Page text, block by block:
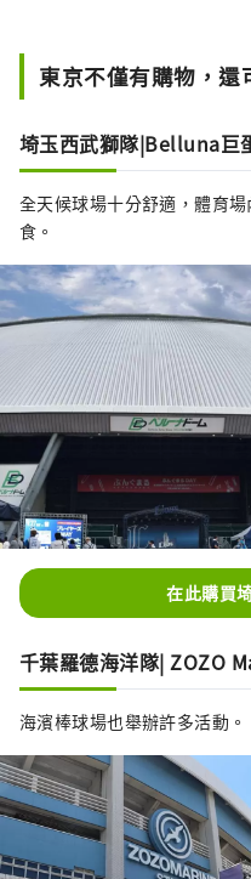
東京不僅有購物，還
埼玉西武獅隊|Belluna巨
全天候球場十分舒適，體育
食。
在此購買
千葉羅德海洋隊| ZOZO
海濱棒球場也舉辦許多活動。